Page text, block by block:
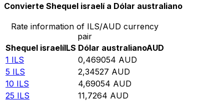
Convierte Shequel israelí a Dólar australiano
Rate information of ILS/AUD currency
pair
Shequel israelíILS Dólar australianoAUD
1 ILS 0,469054 AUD
5 ILS 2,34527 AUD
10 ILS 4,69054 AUD
25 ILS 11,7264 AUD